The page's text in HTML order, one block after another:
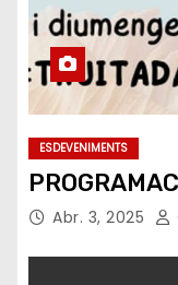
ESDEVENIMENTS
Abr. 3, 2025